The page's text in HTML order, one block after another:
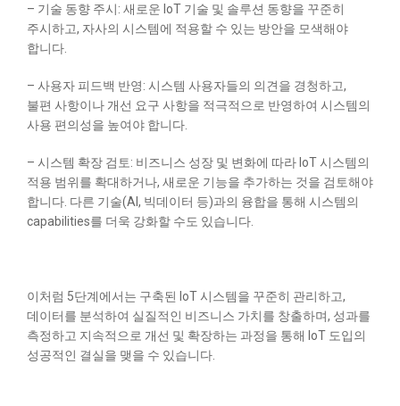
– 기술 동향 주시: 새로운 IoT 기술 및 솔루션 동향을 꾸준히
주시하고, 자사의 시스템에 적용할 수 있는 방안을 모색해야
합니다.
– 사용자 피드백 반영: 시스템 사용자들의 의견을 경청하고,
불편 사항이나 개선 요구 사항을 적극적으로 반영하여 시스템의
사용 편의성을 높여야 합니다.
– 시스템 확장 검토: 비즈니스 성장 및 변화에 따라 IoT 시스템의
적용 범위를 확대하거나, 새로운 기능을 추가하는 것을 검토해야
합니다. 다른 기술(AI, 빅데이터 등)과의 융합을 통해 시스템의
capabilities를 더욱 강화할 수도 있습니다.
이처럼 5단계에서는 구축된 IoT 시스템을 꾸준히 관리하고,
데이터를 분석하여 실질적인 비즈니스 가치를 창출하며, 성과를
측정하고 지속적으로 개선 및 확장하는 과정을 통해 IoT 도입의
성공적인 결실을 맺을 수 있습니다.